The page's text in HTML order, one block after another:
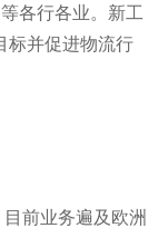
各行各业。新工
标并促进物流行
前业务遍及欧洲